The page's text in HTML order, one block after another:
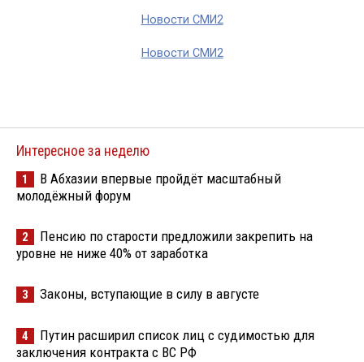
Новости СМИ2
Новости СМИ2
Интересное за неделю
1
В Абхазии впервые пройдёт масштабный
молодёжный форум
2
Пенсию по старости предложили закрепить на
уровне не ниже 40% от заработка
3 Законы, вступающие в силу в августе
4
Путин расширил список лиц с судимостью для
заключения контракта с ВС РФ